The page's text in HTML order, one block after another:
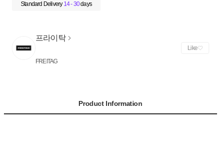
Standard Delivery 14 - 30days
프라이탁
FREITAG
Like
Product Information